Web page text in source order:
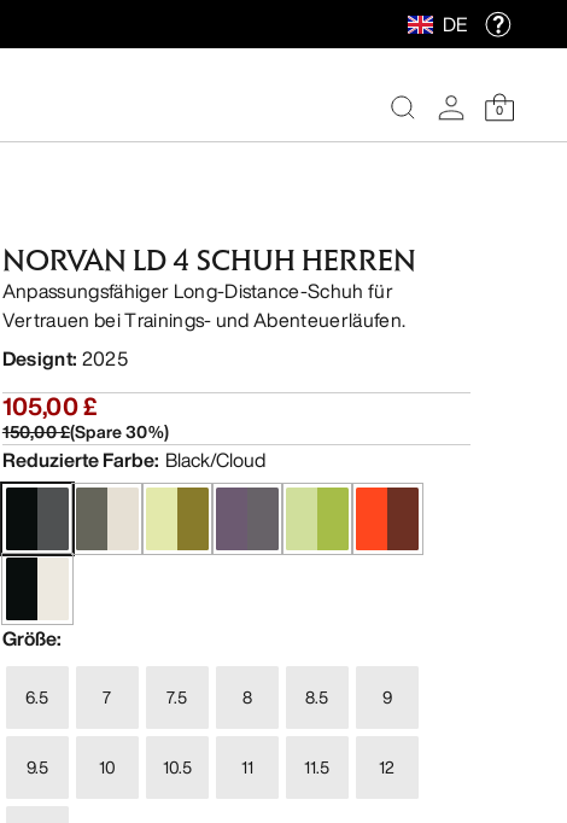
DE
0
NORVAN LD 4 SCHUH HERREN
Anpassungsfähiger Long-Distance-Schuh für
Vertrauen bei Trainings- und Abenteuerläufen.
Designt: 2025
105,00 £
150,00 £(Spare30%)
Reduzierte Farbe: Black/Cloud
Größe:
6.5 7 7.5 8 8.5 9
9.5 10 10.5 11 11.5 12